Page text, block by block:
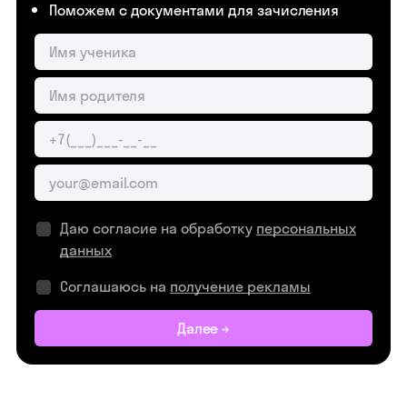
Поможем с документами для зачисления
Даю согласие на обработку персональных
данных
Соглашаюсь на получение рекламы
Далее →